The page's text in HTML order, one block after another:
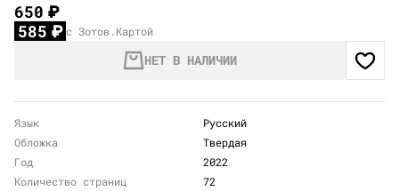
650₽
585₽ с Зотов.Картой
НЕТ В НАЛИЧИИ
Язык
Русский
Обложка
Твердая
Год
2022
Количество страниц
72